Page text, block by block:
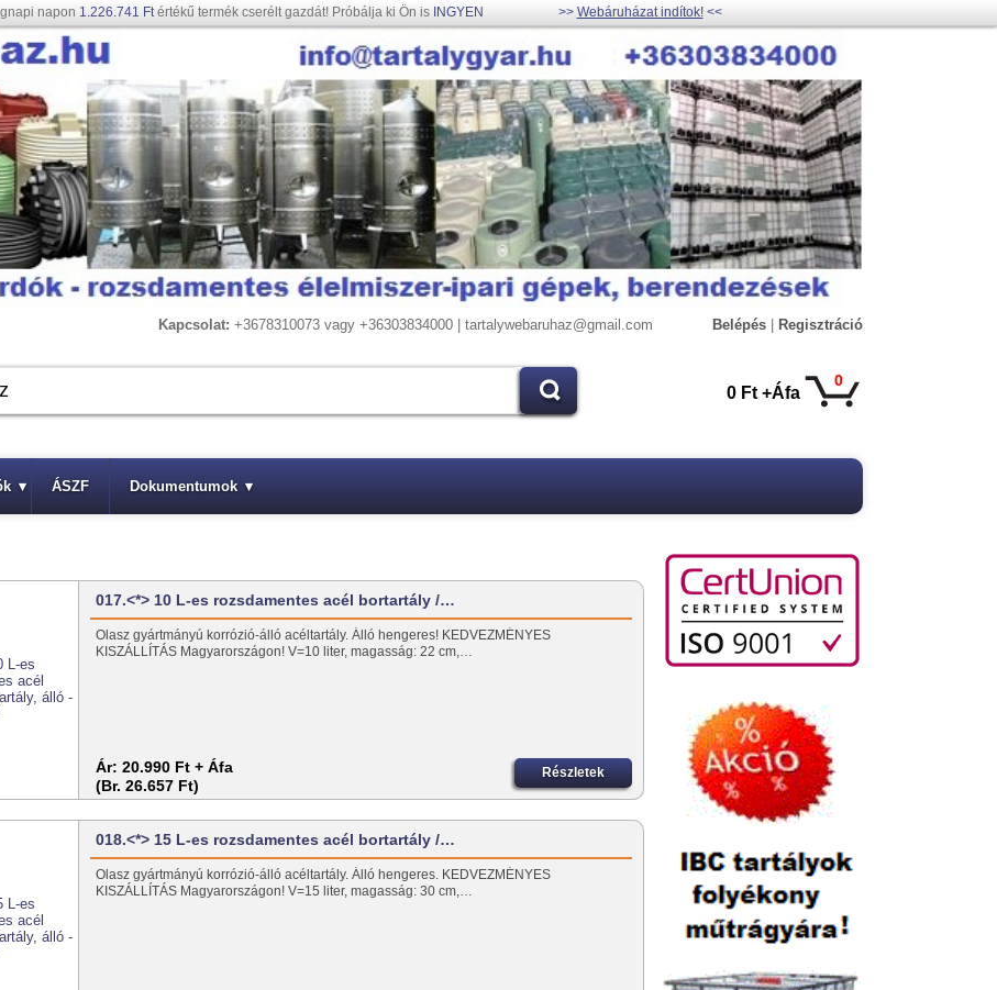
napon 1.226.741 Ftértékű termék cserélt gazdát! Próbálja ki Ön is INGYEN >> Webáruházat indítok!<<
Kapcsolat: +3678310073 vagy +36303834000 | tartalywebaruhaz@gmail.com Belépés Regisztráció
0
0 Ft +Áfa
▾ ÁSZF Dokumentumok ▾
017.<*> 10 L-es rozsdamentes acél bortartály /…
Olasz gyártmányú korrózió-álló acéltartály. Álló hengeres! KEDVEZMÉNYES
KISZÁLLÍTÁS Magyarországon! V=10 liter, magasság: 22 cm,…
Ár: 20.990 Ft + Áfa
(Br. 26.657 Ft)
Részletek
018.<*> 15 L-es rozsdamentes acél bortartály /…
Olasz gyártmányú korrózió-álló acéltartály. Álló hengeres. KEDVEZMÉNYES
KISZÁLLÍTÁS Magyarországon! V=15 liter, magasság: 30 cm,…